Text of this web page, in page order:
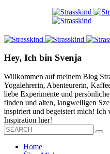
Hey, Ich bin Svenja
Willkommen auf meinem Blog
Yogalehrerin, Abenteurerin,
liebe Experimente und
finden und alten, langweiligen
inspiriert und begeistert mich! Ich
Inspiration hier!
Home